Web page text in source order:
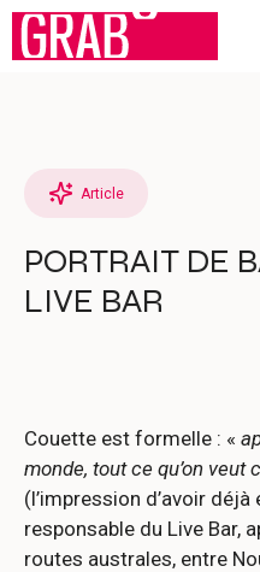
Aller
Article
PORTRAIT DE
LIVE BAR
Couette est formelle : «
monde, tout ce qu’on veut
(l’impression d’avoir
responsable du Live Bar,
routes australes, entre